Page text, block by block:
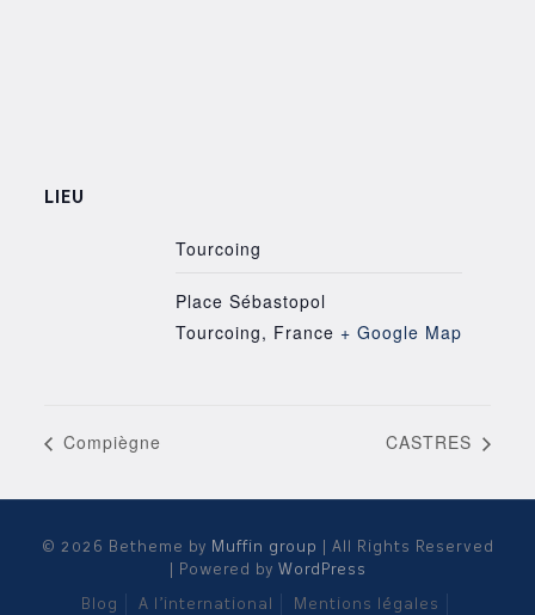
LIEU
Tourcoing
Place Sébastopol
Tourcoing, France + Google Map
Compiègne CASTRES
© 2026 Betheme by Muffin group
| All Rights Reserved
| Powered by WordPress
Blog A l’international Mentions légales